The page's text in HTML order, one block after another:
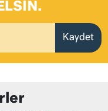
Kaydet